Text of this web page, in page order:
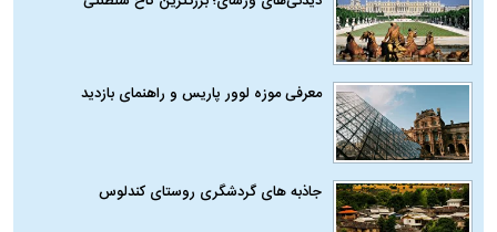
معرفی موزه لوور پاریس و راهنمای بازدید
جاذبه های گردشگری روستای کندلوس